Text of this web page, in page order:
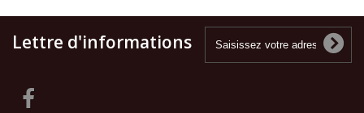
Lettre d'informations